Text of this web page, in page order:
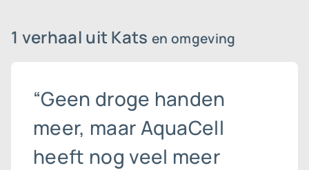
1 verhaal uit Katsen omgeving
“Geen droge handen
meer, maar AquaCell
heeft nog veel meer